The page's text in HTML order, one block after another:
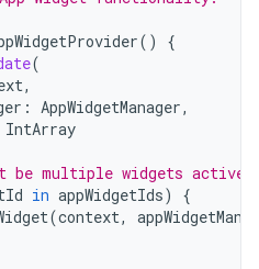
()
{
(
,
: AppWidgetManager,
IntArray
be multiple widgets
in appWidgetIds)
{
(context,